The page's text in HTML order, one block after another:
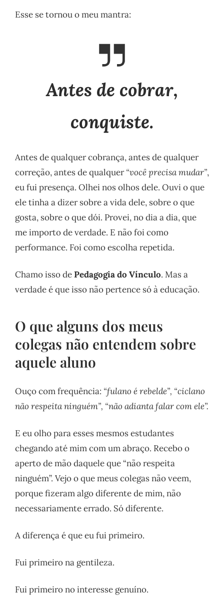
Esse se tornou o meu mantra:
Antes de cobrar,
conquiste.
Antes de qualquer cobrança, antes de qualquer
correção, antes de qualquer“você precisa mudar”,
eu fui presença. Olhei nos olhos dele. Ouvi o que
ele tinha a dizer sobre a vida dele, sobre o que
gosta, sobre o que dói. Provei, no dia a dia, que
me importo de verdade. E não foi como
performance. Foi como escolha repetida.
Chamo isso dePedagogia do Vínculo. Mas a
verdade é que isso não pertence só à educação.
O que alguns dos meus
colegas não entendem sobre
aquele aluno
Ouço com frequência: “fulano é rebelde”, “ciclano
não respeita ninguém”, “não adianta falar com ele”.
E eu olho para esses mesmos estudantes
chegando até mim com um abraço. Recebo o
aperto de mão daquele que “não respeita
ninguém”. Vejo o que meus colegas não veem,
porque fizeram algo diferente de mim, não
necessariamente errado. Só diferente.
A diferença é que eu fui primeiro.
Fui primeiro na gentileza.
Fui primeiro no interesse genuíno.